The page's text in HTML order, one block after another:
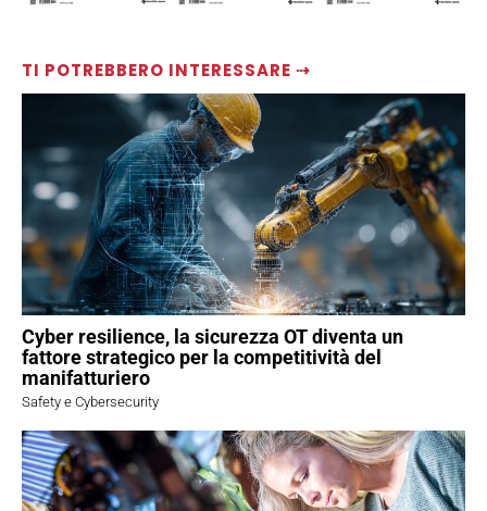
TI POTREBBERO INTERESSARE ⇢
Cyber resilience, la sicurezza OT diventa un
fattore strategico per la competitività del
manifatturiero
Safety e Cybersecurity